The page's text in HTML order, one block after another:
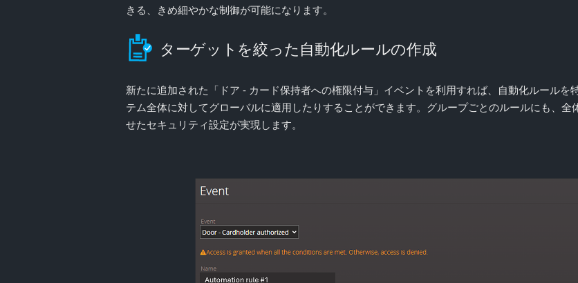
きる、きめ細やかな制御が可能になります。
ターゲットを絞った自動化ルールの作成
新たに追加された「ドア - カード保持者への権限付与」イベントを利用すれば、自動化ルールを
テム全体に対してグローバルに適用したりすることができます。グループごとのルールにも、
せたセキュリティ設定が実現します。